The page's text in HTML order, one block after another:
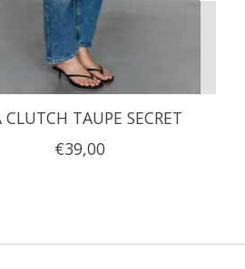
CLUTCH TAUPE SECRET
€39,00